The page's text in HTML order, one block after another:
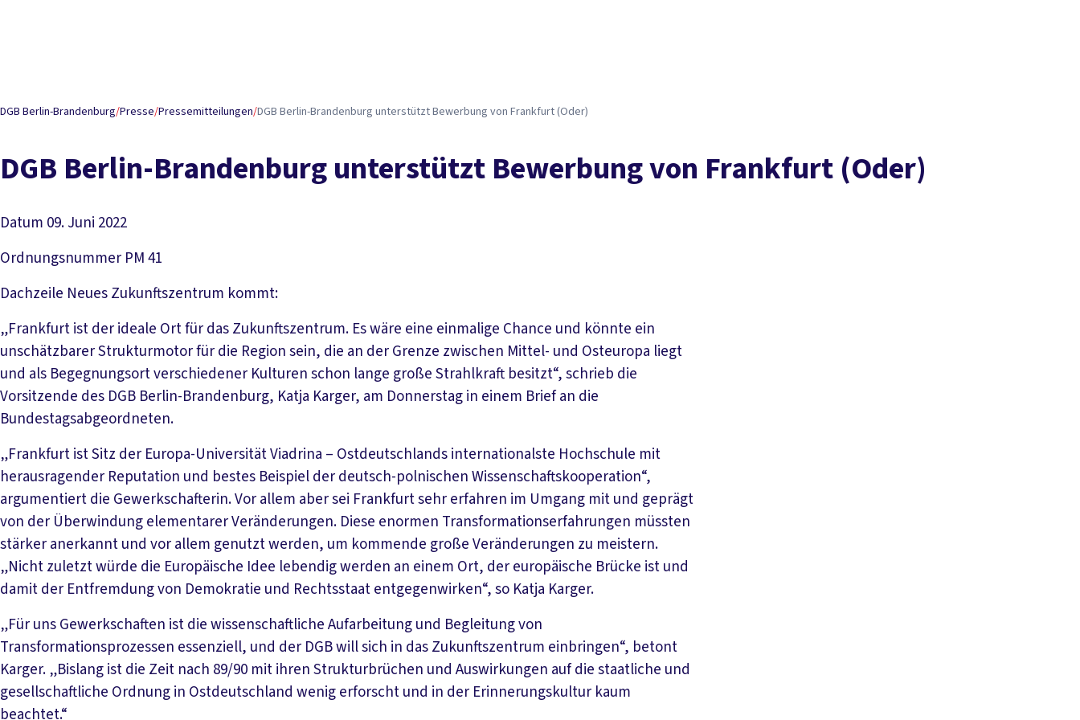
DGB Berlin-Brandenburg/Presse/Pressemitteilungen/DGB Berlin-Brandenburg unterstützt Bewerbung von Frankfurt (Oder)
DGB Berlin-Brandenburg unterstützt Bewerbung von Frankfurt (Oder)
Datum 09. Juni 2022
Ordnungsnummer PM 41
Dachzeile Neues Zukunftszentrum kommt:
„Frankfurt ist der ideale Ort für das Zukunftszentrum. Es wäre eine einmalige Chance und könnte ein
unschätzbarer Strukturmotor für die Region sein, die an der Grenze zwischen Mittel- und Osteuropa liegt
und als Begegnungsort verschiedener Kulturen schon lange große Strahlkraft besitzt“, schrieb die
Vorsitzende des DGB Berlin-Brandenburg, Katja Karger, am Donnerstag in einem Brief an die
Bundestagsabgeordneten.
„Frankfurt ist Sitz der Europa-Universität Viadrina – Ostdeutschlands internationalste Hochschule mit
herausragender Reputation und bestes Beispiel der deutsch-polnischen Wissenschaftskooperation“,
argumentiert die Gewerkschafterin. Vor allem aber sei Frankfurt sehr erfahren im Umgang mit und geprägt
von der Überwindung elementarer Veränderungen. Diese enormen Transformationserfahrungen müssten
stärker anerkannt und vor allem genutzt werden, um kommende große Veränderungen zu meistern.
„Nicht zuletzt würde die Europäische Idee lebendig werden an einem Ort, der europäische Brücke ist und
damit der Entfremdung von Demokratie und Rechtsstaat entgegenwirken“, so Katja Karger.
„Für uns Gewerkschaften ist die wissenschaftliche Aufarbeitung und Begleitung von
Transformationsprozessen essenziell, und der DGB will sich in das Zukunftszentrum einbringen“, betont
Karger. „Bislang ist die Zeit nach 89/90 mit ihren Strukturbrüchen und Auswirkungen auf die staatliche und
gesellschaftliche Ordnung in Ostdeutschland wenig erforscht und in der Erinnerungskultur kaum
beachtet.“